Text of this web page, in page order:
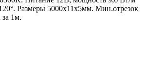
Размеры 5000х11х5мм. Мин.отрезок
1м.